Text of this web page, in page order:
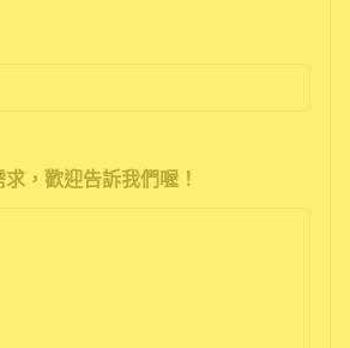
，歡迎告訴我們喔！